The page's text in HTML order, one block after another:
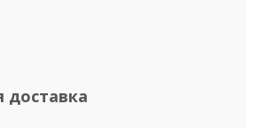
доставка